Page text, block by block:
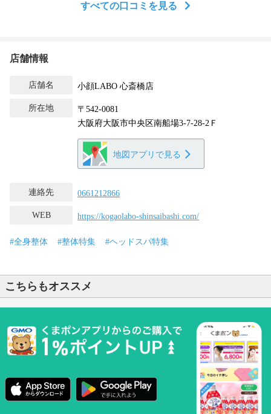
すべての口コミを見る
店舗情報
店舗名 小顔LABO 心斎橋店
所在地
〒542-0081
大阪府大阪市中央区南船場3-7-28-2Ｆ
地図アプリで見る
連絡先 0661212866
WEB https://kogaolabo-shinsaibashi.com/
#全身整体 #整体特集 #ヘッドスパ特集
こちらもオススメ